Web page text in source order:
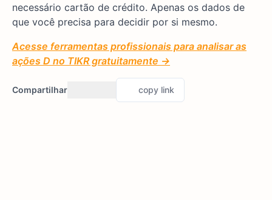
necessário cartão de crédito. Apenas os dados de
que você precisa para decidir por si mesmo.
Acesse ferramentas profissionais para analisar as
ações D no TIKR gratuitamente →
Compartilhar copy link